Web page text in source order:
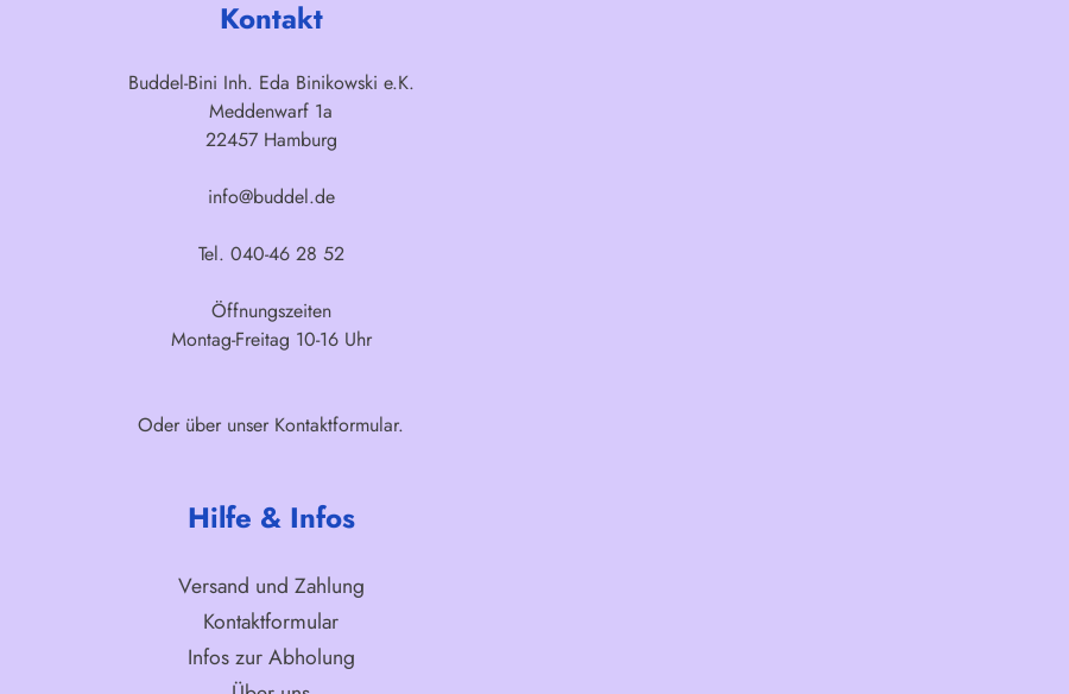
Kontakt
Buddel-Bini Inh. Eda Binikowski e.K.
Meddenwarf 1a
22457 Hamburg
info@buddel.de
Tel. 040-46 28 52
Öffnungszeiten
Montag-Freitag 10-16 Uhr
Oder über unser Kontaktformular.
Hilfe & Infos
Versand und Zahlung
Kontaktformular
Infos zur Abholung